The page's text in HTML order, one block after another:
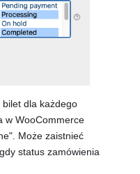
dla każdego
w WooCommerce
Może zaistnieć
status zamówienia